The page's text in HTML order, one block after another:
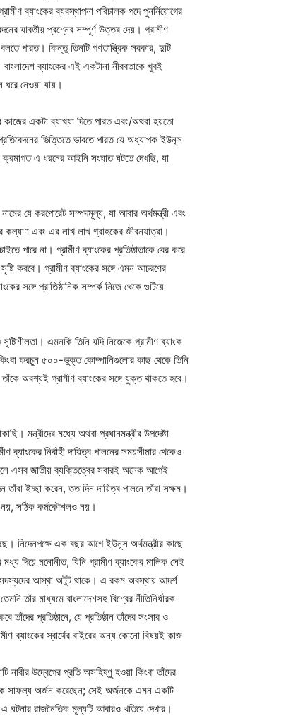
ব্যাংকের ব্যবস্থাপনা পরিচালক পদে পুনর্নিয়োগের
যাবতীয় প্রশ্নের সম্পূর্ণ উত্তর দেয়। গ্রামীণ
পারত। কিন্তু তিনটি গণতান্ত্রিক সরকার, দুটি
ব্যাংকের এই একটানা নীরবতাকে খুবই
ধরে নেওয়া যায়।
কাজের একটা ব্যাখ্যা দিতে পারত এবং/অথবা হয়তো
ভিত্তিতে ভাবতে পারত যে অধ্যাপক ইউনূস
এ ধরনের আইনি সংঘাত ঘটতে দেখছি, যা
যে করপোরেট সম্পদমূল্য, যা আবার অর্থমন্ত্রী এবং
এবং এর লাখ লাখ গ্রাহকের জীবনযাত্রা।
পারে না। গ্রামীণ ব্যাংকের প্রতিষ্ঠাতাকে বের করে
করবে। গ্রামীণ ব্যাংকের সঙ্গে এমন আচরণের
সঙ্গে প্রাতিষ্ঠানিক সম্পর্ক নিজে থেকে গুটিয়ে
এমনকি তিনি যদি নিজেকে গ্রামীণ ব্যাংক
কিংবা ফরচুন ৫০০-ভুক্ত কোম্পানিগুলোর কাছ থেকে তিনি
অবশ্যই গ্রামীণ ব্যাংকের সঙ্গে যুক্ত থাকতে হবে।
মন্ত্রীদের মধ্যে অথবা প্রধানমন্ত্রীর উপদেষ্টা
নির্বাহী দায়িত্ব পালনের সময়সীমার থেকেও
এসব জাতীয় ব্যক্তিত্বের সবারই অনেক আগেই
ইচ্ছা করেন, তত দিন দায়িত্ব পালনে তাঁরা সক্ষম।
নয়, সঠিক কর্মকৌশলও নয়।
নিদেনপক্ষে এক বছর আগে ইউনূস অর্থমন্ত্রীর কাছে
দিয়ে মনোনীত, যিনি গ্রামীণ ব্যাংকের মালিক সেই
সদস্যদের আস্থা অটুট থাকে। এ রকম অবস্থায় আদর্শ
তাঁর মাধ্যমে বাংলাদেশসহ বিশ্বের নীতিনির্ধারক
প্রতিষ্ঠানে, যে প্রতিষ্ঠান তাঁদের সংসার ও
ব্যাংকের স্বার্থের বাইরের অন্য কোনো বিষয়ই কাজ
নারীর উদ্বেগের প্রতি অসহিষ্ণু হওয়া কিংবা তাঁদের
সাফল্য অর্জন করেছেন; সেই অর্জনকে এমন একটি
ঘটনার রাজনৈতিক মূল্যটি আবারও খতিয়ে দেখার।